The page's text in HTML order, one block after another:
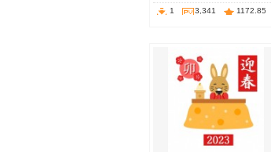
1 3,341 1172.85